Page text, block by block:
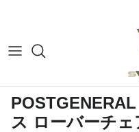
プ すべてのカテゴリー
チェア
テーブル
ぼーっとする
よふかしの時間
アウトドアで料理する
ス ローバーチ